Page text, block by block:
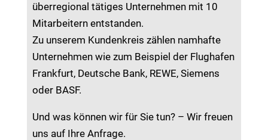
überregional tätiges Unternehmen mit 10
Mitarbeitern entstanden.
Zu unserem Kundenkreis zählen namhafte
Unternehmen wie zum Beispiel der Flughafen
Frankfurt, Deutsche Bank, REWE, Siemens
oder BASF.
Und was können wir für Sie tun? – Wir freuen
uns auf Ihre Anfrage.